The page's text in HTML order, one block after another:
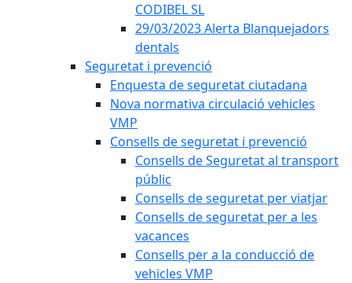
CODIBEL SL
29/03/2023 Alerta Blanquejadors
dentals
Seguretat i prevenció
Enquesta de seguretat ciutadana
Nova normativa circulació vehicles
VMP
Consells de seguretat i prevenció
Consells de Seguretat al transport
públic
Consells de seguretat per viatjar
Consells de seguretat per a les
vacances
Consells per a la conducció de
vehicles VMP